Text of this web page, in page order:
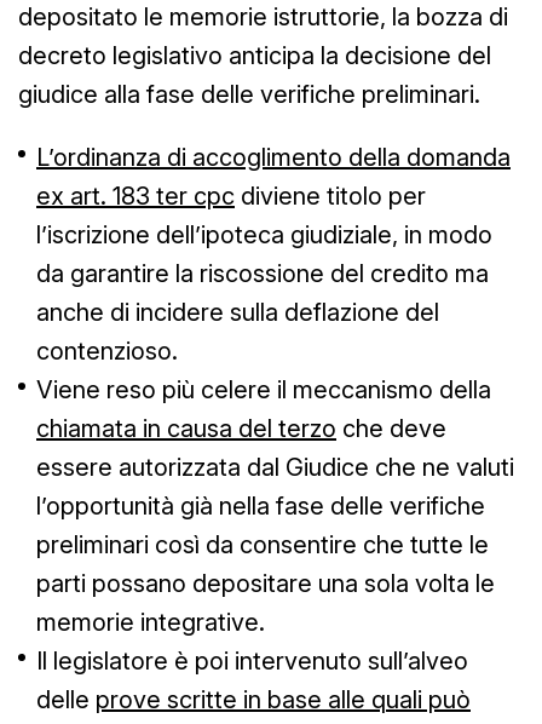
depositato le memorie istruttorie, la bozza di
decreto legislativo anticipa la decisione del
giudice alla fase delle verifiche preliminari.
L’ordinanza di accoglimento della domanda
ex art. 183 ter cpc diviene titolo per
l’iscrizione dell’ipoteca giudiziale, in modo
da garantire la riscossione del credito ma
anche di incidere sulla deflazione del
contenzioso.
Viene reso più celere il meccanismo della
chiamata in causa del terzo che deve
essere autorizzata dal Giudice che ne valuti
l’opportunità già nella fase delle verifiche
preliminari così da consentire che tutte le
parti possano depositare una sola volta le
memorie integrative.
Il legislatore è poi intervenuto sull’alveo
delle prove scritte in base alle quali può